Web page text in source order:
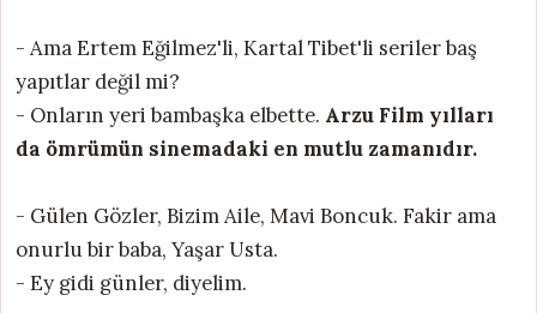
- Ama Ertem Eğilmez'li, Kartal Tibet'li seriler baş
yapıtlar değil mi?
- Onların yeri bambaşka elbette. Arzu Film yılları
da ömrümün sinemadaki en mutlu zamanıdır.
- Gülen Gözler, Bizim Aile, Mavi Boncuk. Fakir ama
onurlu bir baba, Yaşar Usta.
- Ey gidi günler, diyelim.